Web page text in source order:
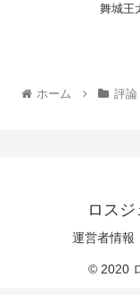
舞城王
ホーム 評論
ロス
運営者情報
© 2020